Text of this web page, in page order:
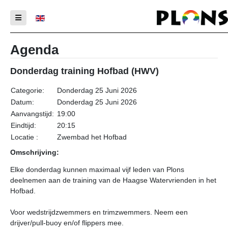
Selecteer de taal
Agenda
Donderdag training Hofbad (HWV)
Categorie:
Donderdag 25 Juni 2026
Datum:
Donderdag 25 Juni 2026
Aanvangstijd: 19:00
Eindtijd:
20:15
Locatie :
Zwembad het Hofbad
Omschrijving:
Elke donderdag kunnen maximaal vijf leden van Plons
deelnemen aan de training van de Haagse Watervrienden in het
Hofbad.
Voor wedstrijdzwemmers en trimzwemmers. Neem een
drijver/pull-buoy en/of flippers mee.